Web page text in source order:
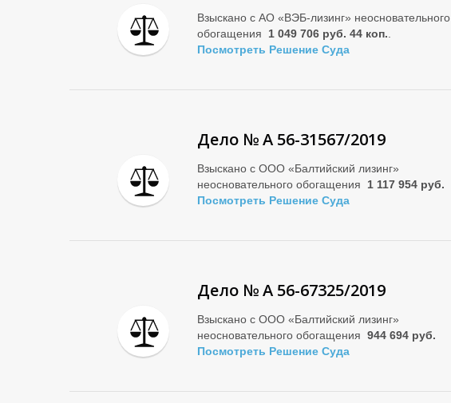
Взыскано с АО «ВЭБ-лизинг» неосновательного
обогащения 1 049 706 руб. 44 коп.
Посмотреть Решение Суда
Дело № А 56-31567/2019
Взыскано с ООО «Балтийский лизинг»
неосновательного обогащения 1 117 954 руб.
Посмотреть Решение Суда
Дело № А 56-67325/2019
Взыскано с ООО «Балтийский лизинг»
неосновательного обогащения 944 694 руб.
Посмотреть Решение Суда